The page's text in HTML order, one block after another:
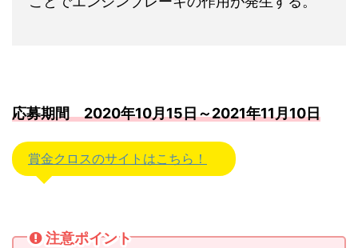
応募期間 2020年10月15日～2021年11月10日
賞金クロスのサイトはこちら！
注意ポイント